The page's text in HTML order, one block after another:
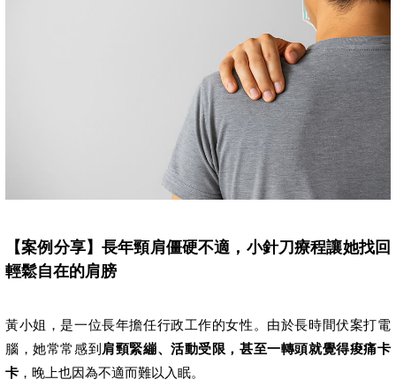
【案例分享】長年頸肩僵硬不適，小針刀療程讓她找回
輕鬆自在的肩膀
黃小姐，是一位長年擔任行政工作的女性。由於長時間伏案打電
腦，她常常感到 肩頸緊繃、活動受限，甚至一轉頭就覺得痠痛卡
卡 ，晚上也因為不適而難以入眠。